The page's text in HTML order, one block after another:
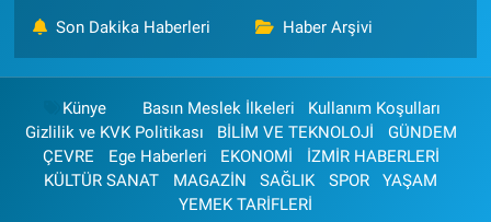
Son Dakika Haberleri Haber Arşivi
Künye Basın Meslek İlkeleri
Kullanım Koşulları
Gizlilik ve KVK Politikası
BİLİM VE TEKNOLOJİ
GÜNDEM
ÇEVRE
Ege Haberleri EKONOMİ
İZMİR HABERLERİ
KÜLTÜR SANAT
MAGAZİN SAĞLIK SPOR
YAŞAM
YEMEK TARİFLERİ